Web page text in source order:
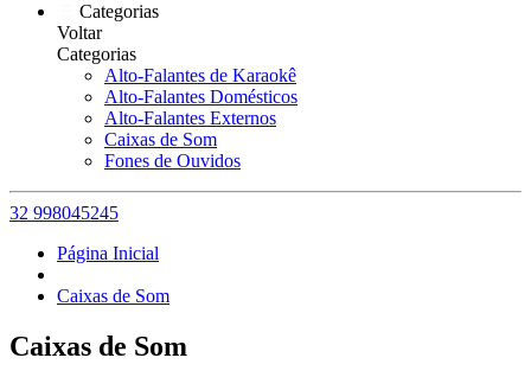
Categorias
Voltar
Categorias
Alto-Falantes de Karaokê
Alto-Falantes Domésticos
Alto-Falantes Externos
Caixas de Som
Fones de Ouvidos
32 998045245
Página Inicial
Caixas de Som
Caixas de Som